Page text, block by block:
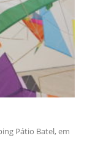
Pátio Batel, em